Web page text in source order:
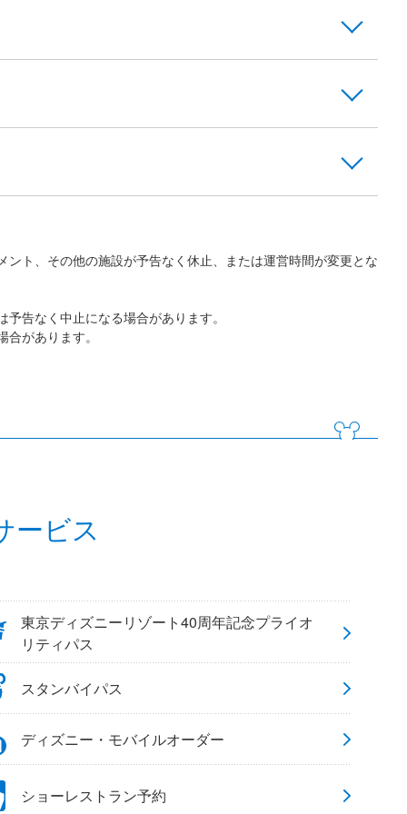
ト、その他の施設が予告なく休止、または運営時間が変更とな
告なく中止になる場合があります。
があります。
ービス
東京ディズニーリゾート40周年記念プライオ
リティパス
スタンバイパス
ディズニー・モバイルオーダー
ショーレストラン予約